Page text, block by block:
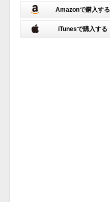
Amazonで購入する
iTunesで購入する